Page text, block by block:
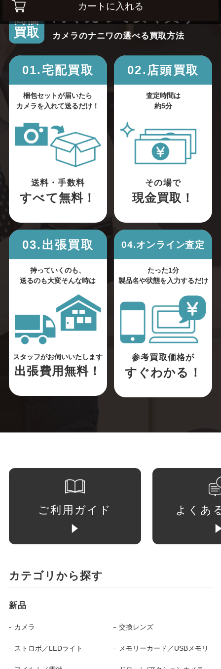
カートに入れる
高価
買取
高く売って安く買う！
カメラのナニワの選べる買取方法
01.宅配買取
梱包セットが届いたら
カメラを入れて送るだけ！
送料・手数料
すべて無料！
02.店頭買取
査定時間は
約5分
その場で
現金買取！
03.出張買取
持っていくのも、
送るのも大変そんな時は
スタッフがお伺いいたします
出張費用無料！
04.オンライン査定
たった1分
製品名や状態を入力するだけ
参考買取価格が
すぐわかる！
ご利用ガイド よくあ
カテゴリから探す
新品
カメラ 交換レンズ
ストロボ／LEDライト メモリーカード／USBメモリ